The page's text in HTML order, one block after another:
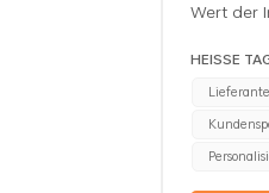
Wert der
Eindruck
und
HEISSE